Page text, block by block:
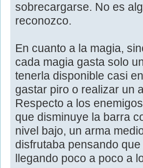
sobrecargarse. No es
reconozco.
En cuanto a la magia,
cada magia gasta solo
tenerla disponible casi
gastar piro o realizar un
Respecto a los
que disminuye la barra
nivel bajo, un arma
disfrutaba pensando
llegando poco a poco a